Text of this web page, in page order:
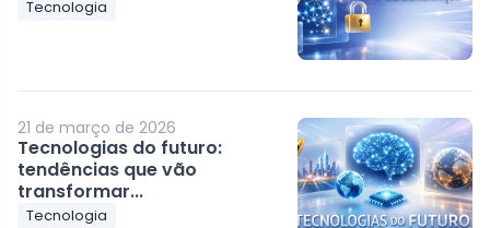
Tecnologia
21 de março de 2026
Tecnologias do futuro:
tendências que vão
transformar...
Tecnologia